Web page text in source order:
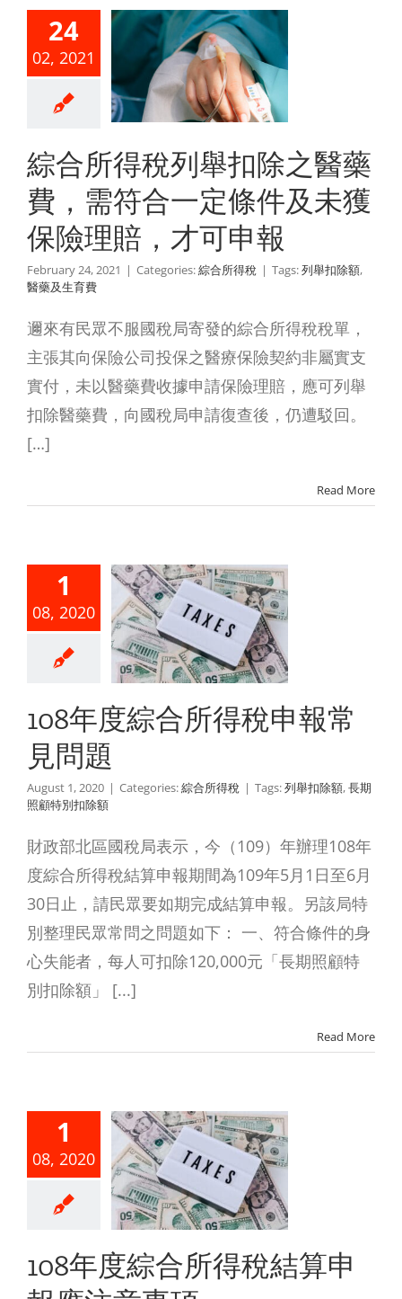
24
02, 2021
扣除之
費，需
一定條
獲保
賠，才
申報
合所得稅
綜合所得稅列舉扣除之醫藥
費，需符合一定條件及未獲
保險理賠，才可申報
February 24, 2021 | Categories:綜合所得稅 | Tags:列舉扣除額,
醫藥及生育費
邇來有民眾不服國稅局寄發的綜合所得稅稅單，
主張其向保險公司投保之醫療保險契約非屬實支
實付，未以醫藥費收據申請保險理賠，應可列舉
扣除醫藥費，向國稅局申請復查後，仍遭駁回。
[…]
Read More
1
08, 2020
度綜合
申報
問題
108年度綜合所得稅申報常
見問題
August 1, 2020 | Categories:綜合所得稅 | Tags:列舉扣除額,長期
照顧特別扣除額
財政部北區國稅局表示，今（109）年辦理108年
度綜合所得稅結算申報期間為109年5月1日至6月
30日止，請民眾要如期完成結算申報。另該局特
別整理民眾常問之問題如下： 一、符合條件的身
心失能者，每人可扣除120,000元「長期照顧特
別扣除額」 [...]
Read More
1
08, 2020
度綜合
稅結算
注意
合所得稅108年度綜合所得稅結算申